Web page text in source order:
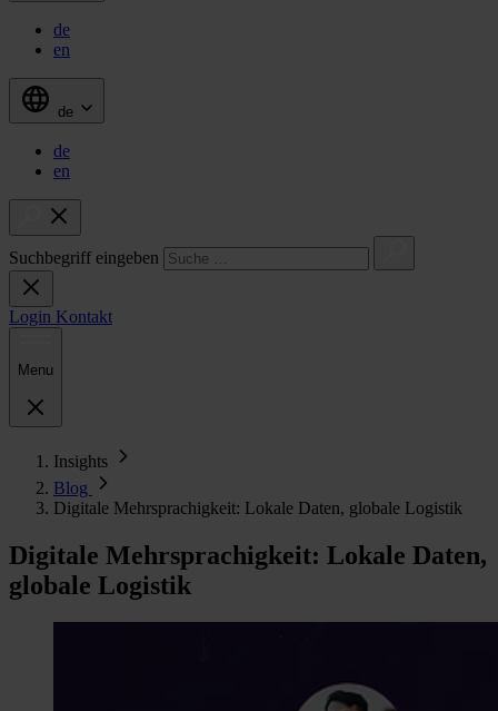
de
en
de
de
en
Suchbegriff eingeben
Login Kontakt
Menu
Insights
Blog
Digitale Mehrsprachigkeit: Lokale Daten, globale Logistik
Digitale Mehrsprachigkeit: Lokale Daten,
globale Logistik